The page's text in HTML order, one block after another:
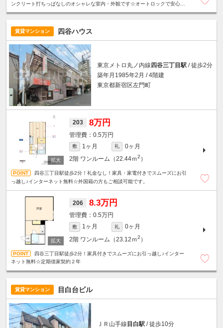
ンクリート打ちっぱなしのオシャレな室内・外観です☆オートロックで安心☆
賃貸マンション 四谷ハウス
東京メトロ丸ノ内線 四谷三丁目駅 / 徒歩2分
築年月1985年2月 / 4階建
東京都新宿区左門町
203 8万円
0.5万円
敷 1ヶ月 礼
0ヶ月
2階 ワンルーム（22.44ｍ2 ）
四谷三丁目駅徒歩2分！礼金なし！家具・家電付きでスムーズにお引
っ越し♪インターネット無料☆外国籍の方もご相談可能です。
206 8.3万円
0.5万円
敷 1ヶ月 礼
0ヶ月
2階 ワンルーム（23.12ｍ2 ）
四谷三丁目駅徒歩2分！家具付きでスムーズにお引っ越し♪インター
ネット無料☆定期借家契約２年
賃貸マンション 目白台ビル
ＪＲ山手線目白駅 / 徒歩10分